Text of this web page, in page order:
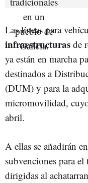
Las líneas para
infraestructuras de
ya están en marcha
destinados a
(DUM) y para la
micromovilidad,
abril.
A ellas se añadirán
subvenciones para
dirigidas al